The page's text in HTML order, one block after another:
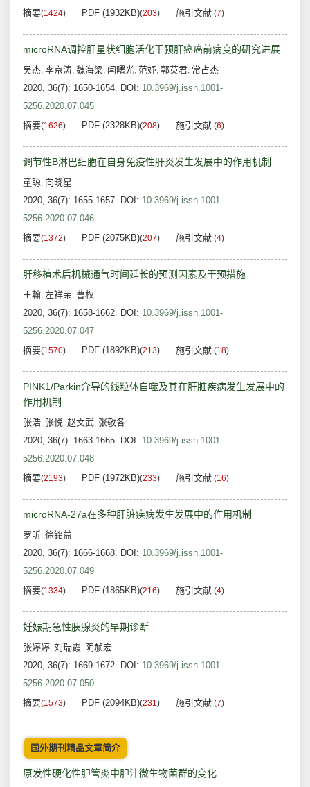
摘要(1424) PDF (1932KB)(203) 施引文献 (7)
microRNA调控肝星状细胞活化干预肝癌癌前病变的研究进展
吴杰, 李京涛, 魏海梁, 闫曙光, 范妤, 郭英君, 常占杰
2020, 36(7): 1650-1654. DOI: 10.3969/j.issn.1001-
5256.2020.07.045
摘要(1626) PDF (2328KB)(208) 施引文献 (6)
调节性B淋巴细胞在自身免疫性肝炎发生发展中的作用机制
童聪, 向晓星
2020, 36(7): 1655-1657. DOI: 10.3969/j.issn.1001-
5256.2020.07.046
摘要(1372) PDF (2075KB)(207) 施引文献 (4)
肝移植术后机械通气时间延长的预测因素及干预措施
王翰, 左祥荣, 曹权
2020, 36(7): 1658-1662. DOI: 10.3969/j.issn.1001-
5256.2020.07.047
摘要(1570) PDF (1892KB)(213) 施引文献 (18)
PINK1/Parkin介导的线粒体自噬及其在肝脏疾病发生发展中的
作用机制
张浩, 张悦, 赵文武, 张敬各
2020, 36(7): 1663-1665. DOI: 10.3969/j.issn.1001-
5256.2020.07.048
摘要(2193) PDF (1972KB)(233) 施引文献 (16)
microRNA-27a在多种肝脏疾病发生发展中的作用机制
罗昕, 徐铭益
2020, 36(7): 1666-1668. DOI: 10.3969/j.issn.1001-
5256.2020.07.049
摘要(1334) PDF (1865KB)(216) 施引文献 (4)
妊娠期急性胰腺炎的早期诊断
张婷婷, 刘瑞霞, 阴赪宏
2020, 36(7): 1669-1672. DOI: 10.3969/j.issn.1001-
5256.2020.07.050
摘要(1573) PDF (2094KB)(231) 施引文献 (7)
国外期刊精品文章简介
原发性硬化性胆管炎中胆汁微生物菌群的变化